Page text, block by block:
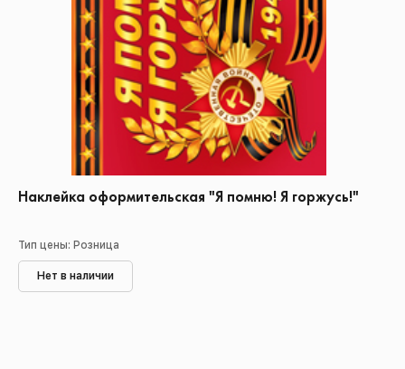
Наклейка оформительская "Я помню! Я горжусь!"
Тип цены: Розница
Нет в наличии